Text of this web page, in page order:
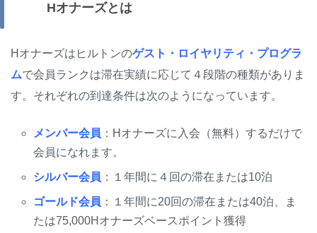
Hオナーズとは
Hオナーズはヒルトンのゲスト・ロイヤリティ・プログラ
ムで会員ランクは滞在実績に応じて４段階の種類がありま
す。それぞれの到達条件は次のようになっています。
メンバー会員 ：Hオナーズに入会（無料）するだけで
会員になれます。
シルバー会員 ：１年間に４回の滞在または10泊
ゴールド会員 ：１年間に20回の滞在または40泊、ま
たは75,000Hオナーズベースポイント獲得